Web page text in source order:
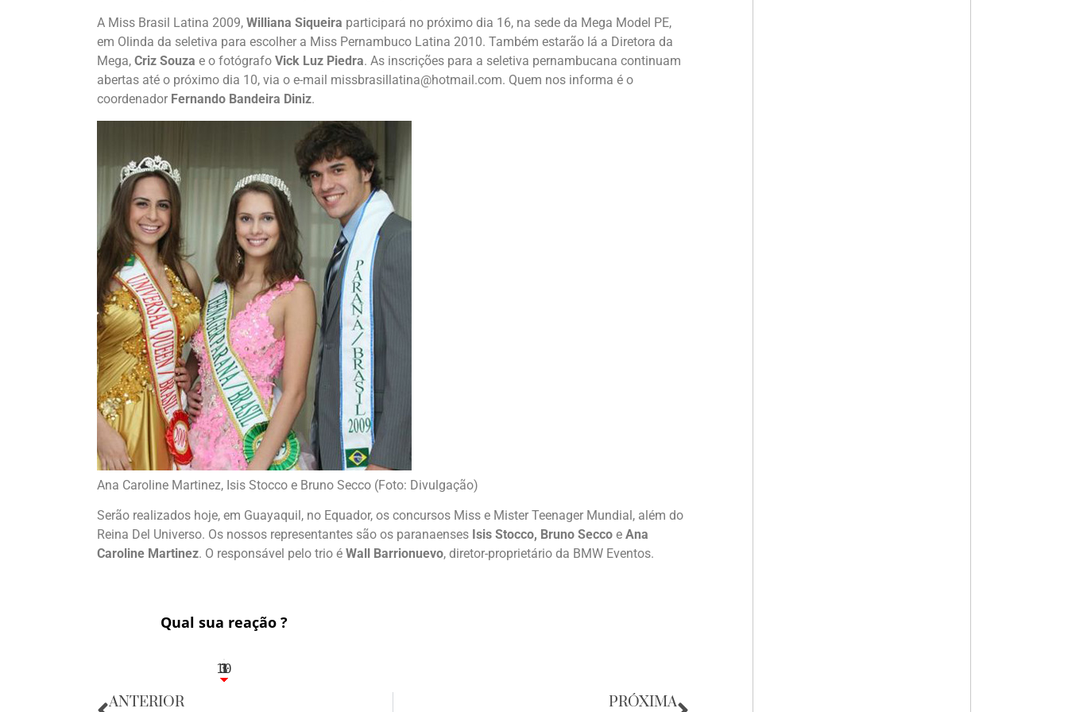
A Miss Brasil Latina 2009, Williana Siqueira participará no próximo dia 16, na sede da Mega Model PE,
em Olinda da seletiva para escolher a Miss Pernambuco Latina 2010. Também estarão lá a Diretora da
Mega, Criz Souza e o fotógrafo Vick Luz Piedra. As inscrições para a seletiva pernambucana continuam
abertas até o próximo dia 10, via o e-mail missbrasillatina@hotmail.com. Quem nos informa é o
coordenador Fernando Bandeira Diniz.
Ana Caroline Martinez, Isis Stocco e Bruno Secco (Foto: Divulgação)
Serão realizados hoje, em Guayaquil, no Equador, os concursos Miss e Mister Teenager Mundial, além do
Reina Del Universo. Os nossos representantes são os paranaenses Isis Stocco, Bruno Secco e Ana
Caroline Martinez. O responsável pelo trio é Wall Barrionuevo, diretor-proprietário da BMW Eventos.
Qual sua reação ?
3
1
1
3
10
ANTERIOR PRÓXIMA